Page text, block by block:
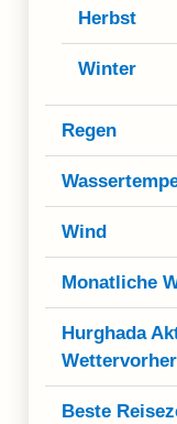
Herbst
Winter
Regen
Wind
Monatliche
Hurghada
Beste